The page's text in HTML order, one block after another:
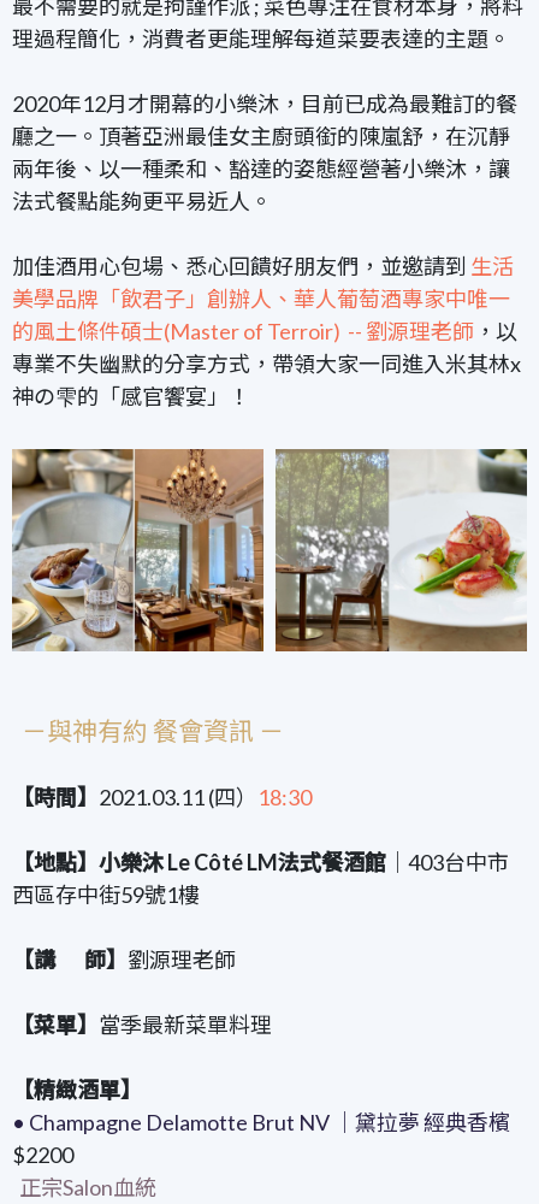
最不需要的就是拘謹作派 ; 菜色專注在食材本身，將料
理過程簡化，消費者更能理解每道菜要表達的主題。
2020年12月才開幕的小樂沐，目前已成為最難訂的餐
廳之一。頂著亞洲最佳女主廚頭銜的陳嵐舒，在沉靜
兩年後、以一種柔和、豁達的姿態經營著小樂沐，讓
法式餐點能夠更平易近人。
加佳酒用心包場、悉心回饋好朋友們，並邀請到 生活
美學品牌「飲君子」創辦人、華人葡萄酒專家中唯一
的風土條件碩士(Master of Terroir) -- 劉源理老師 ，以
專業不失幽默的分享方式，帶領大家一同進入米其林x
神の雫的「感官饗宴」！
－與神有約 餐會資訊 －
【時間】 2021.03.11 (四） 18:30
【地點】小樂沐 Le Côté LM法式餐酒館 ｜403台中市
西區存中街59號1樓
【講 師】 劉源理老師
【菜單】 當季最新菜單料理
【精緻酒單】
• Champagne Delamotte Brut NV ｜黛拉夢 經典香檳
$2200
正宗Salon血統